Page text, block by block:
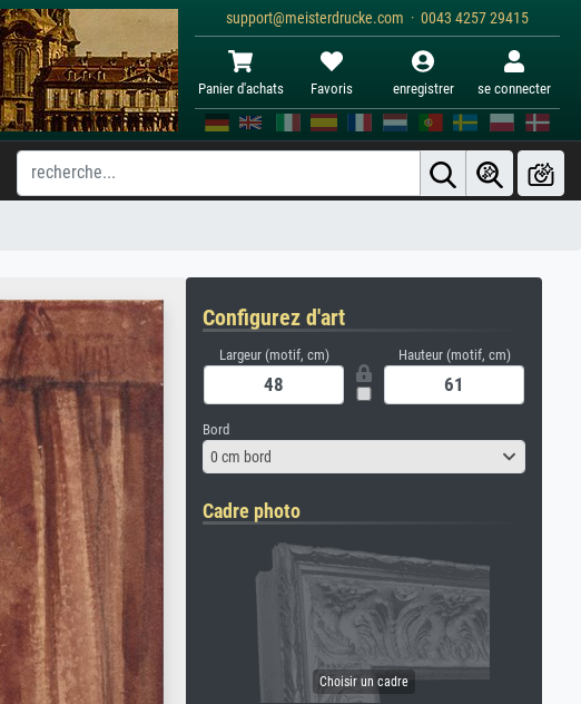
support@meisterdrucke.com · 0043 4257 29415
Panier d'achats Favoris enregistrer se connecter
Configurez d'art
Largeur (motif, cm) Hauteur (motif, cm)
Bord
0 cm bord
Cadre photo